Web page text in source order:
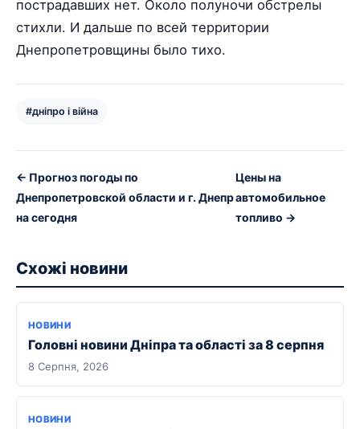
пострадавших нет. Около полуночи обстрелы
стихли. И дальше по всей территории
Днепропетровщины было тихо.
#дніпро і війна
← Прогноз погоды по
Днепропетровской области и г. Днепр
на сегодня
Цены на
автомобильное
топливо →
Схожі новини
НОВИНИ
Головні новини Дніпра та області за 8 серпня
8 Серпня, 2026
НОВИНИ